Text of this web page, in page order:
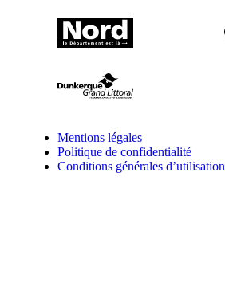
Mentions légales
Politique de confidentialité
Conditions générales d’utilisation